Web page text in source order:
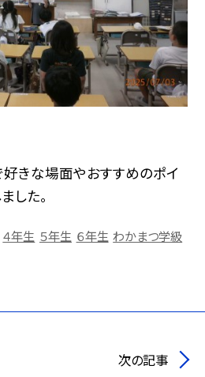
きな場面やおすすめのポイ
した。
４年生 ５年生 ６年生 わかまつ学級
次の記事